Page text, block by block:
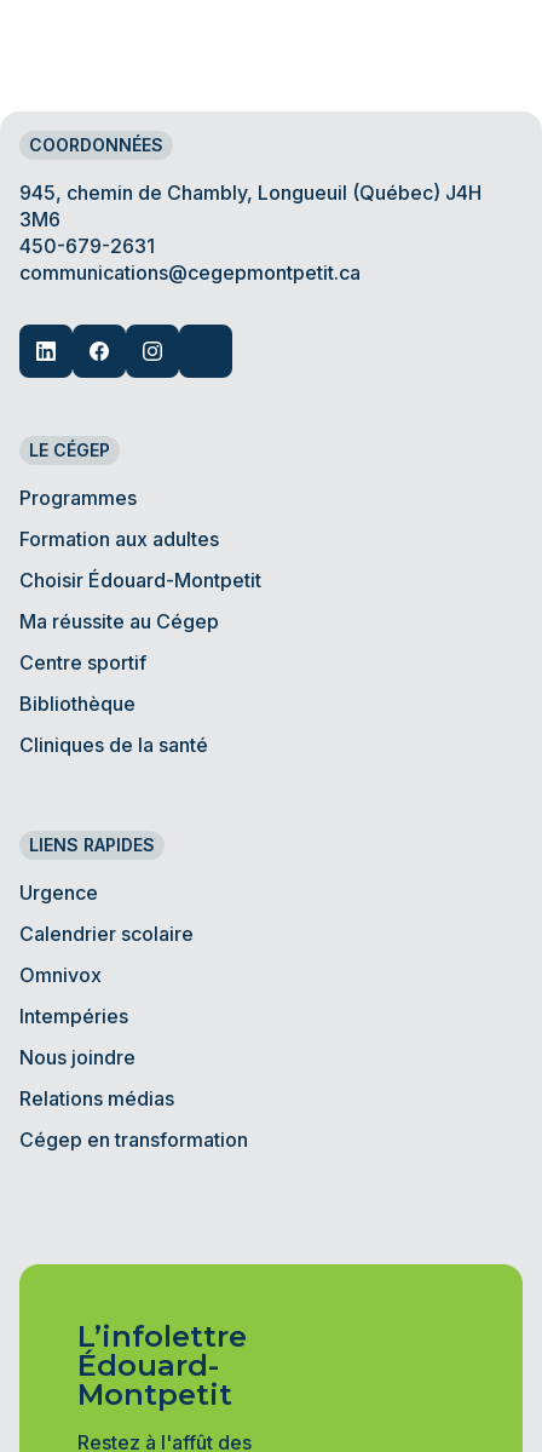
COORDONNÉES
945, chemin de Chambly, Longueuil (Québec) J4H
3M6
450-679-2631
communications@cegepmontpetit.ca
LE CÉGEP
Programmes
Formation aux adultes
Choisir Édouard-Montpetit
Ma réussite au Cégep
Centre sportif
Bibliothèque
Cliniques de la santé
LIENS RAPIDES
Urgence
Calendrier scolaire
Omnivox
Intempéries
Nous joindre
Relations médias
Cégep en transformation
L’infolettre
Édouard-
Montpetit
Restez à l'affût des